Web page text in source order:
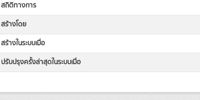
สถิติทางการ
สร้างโดย
สร้างในระบบเมื่อ
ปรับปรุงครั้งล่าสุดในระบบเมื่อ